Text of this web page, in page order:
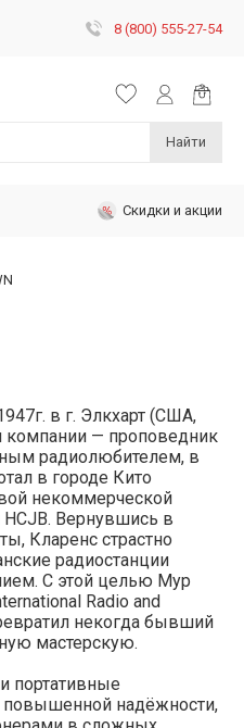
8 (800) 555-27-54
Найти
Скидки и акции
в г. Элкхарт (США,
компании — проповедник
радиолюбителем, в
в городе Кито
некоммерческой
HCJB. Вернувшись в
Кларенс страстно
радиостанции
С этой целью Мур
Radio and
некогда бывший
мастерскую.
портативные
надёжности,